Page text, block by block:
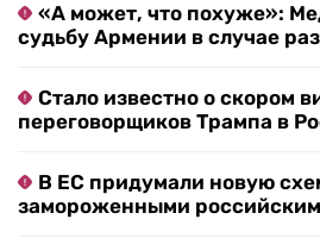
«А может, что похуже»:
судьбу Армении в случае
Стало известно о скором
переговорщиков Трампа в
В ЕС придумали новую
замороженными